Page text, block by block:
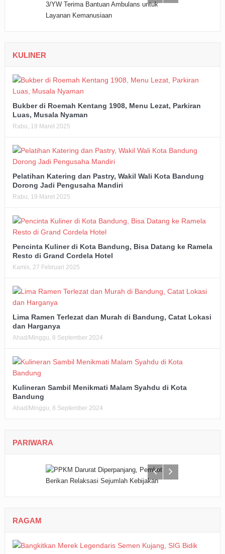
KULINER
Bukber di Roemah Kentang 1908, Menu Lezat, Parkiran
Luas, Musala Nyaman
Rabu, 19 Maret 2025
Pelatihan Katering dan Pastry, Wakil Wali Kota Bandung
Dorong Jadi Pengusaha Mandiri
Rabu, 19 Maret 2025
Pencinta Kuliner di Kota Bandung, Bisa Datang ke Ramela
Resto di Grand Cordela Hotel
Kamis, 27 Februari 2025
Lima Ramen Terlezat dan Murah di Bandung, Catat Lokasi
dan Harganya
Ahad/Minggu, 8 September 2024
Kulineran Sambil Menikmati Malam Syahdu di Kota
Bandung
Ahad/Minggu, 8 September 2024
PARIWARA
RAGAM